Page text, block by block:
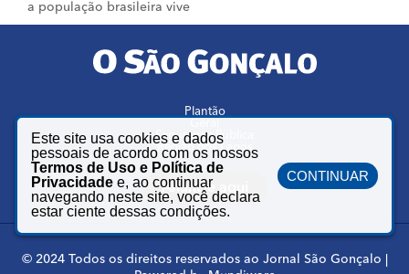
a população brasileira vive
Este site usa cookies e dados
pessoais de acordo com os nossos
Termos de Uso e Política de
Privacidade e, ao continuar
navegando neste site, você declara
estar ciente dessas condições.
CONTINUAR
Plantão
Segurança Pública
Região dos Lagos
Anuncie aqui
© 2024 Todos os direitos reservados ao Jornal São Gonçalo |